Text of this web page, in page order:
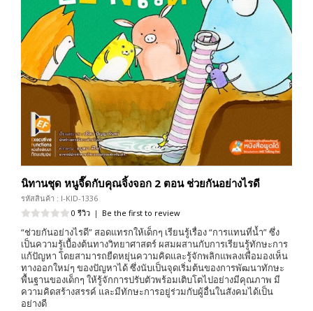
นิทานชุด หนูจี๊ดกับคุณจิ้งจอก 2 ตอน ช่วยกันอย่างไรดี
รหัสสินค้า : I-KID-1336
0 รีวิว | Be the first to review
“ช่วยกันอย่างไรดี” สอดแทรกให้เด็กๆ เรียนรู้เรื่อง “การแทนที่น้ำ” ซึ่ง
เป็นความรู้เบื้องต้นทางวิทยาศาสตร์ ผสมผสานกับการเรียนรู้ทักษะการ
แก้ปัญหา โดยสามารถยืดหยุ่นความคิดและรู้จักพลิกแพลงเพื่อมองเห็น
ทางออกใหม่ๆ ของปัญหาได้ ซึ่งนับเป็นจุดเริ่มต้นของการพัฒนาทักษะ
พื้นฐานของเด็กๆ ให้รู้จักการปรับตัวพร้อมเติบโตไปอย่างมีคุณภาพ มี
ความคิดสร้างสรรค์ และมีทักษะการอยู่ร่วมกับผู้อื่นในสังคมได้เป็น
อย่างดี